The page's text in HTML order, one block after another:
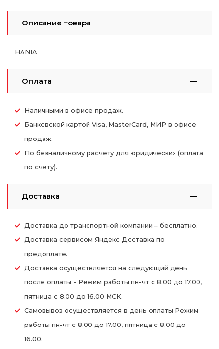
Описание товара
HANIA
Оплата
Наличными в офисе продаж.
Банковской картой Visa, MasterCard, МИР в офисе
продаж.
По безналичному расчету для юридических (оплата
по счету).
Доставка
Доставка до транспортной компании – бесплатно.
Доставка сервисом Яндекс Доставка по
предоплате.
Доставка осуществляется на следующий день
после оплаты - Режим работы пн-чт с 8.00 до 17.00,
пятница с 8.00 до 16.00 МСК.
Самовывоз осуществляется в день оплаты Режим
работы пн-чт с 8.00 до 17.00, пятница с 8.00 до
16.00.